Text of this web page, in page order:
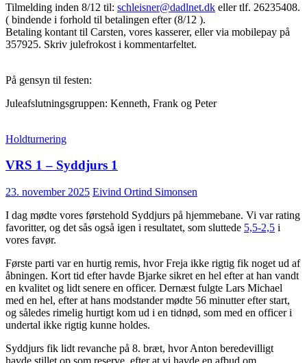
Tilmelding inden 8/12 til: schleisner@dadlnet.dk eller tlf. 26235408.
( bindende i forhold til betalingen efter (8/12 ).
Betaling kontant til Carsten, vores kasserer, eller via mobilepay på
357925. Skriv julefrokost i kommentarfeltet.
På gensyn til festen:
Juleafslutningsgruppen: Kenneth, Frank og Peter
Holdturnering
VRS 1 – Syddjurs 1
23. november 2025 Eivind Ortind Simonsen
I dag mødte vores førstehold Syddjurs på hjemmebane. Vi var rating
favoritter, og det sås også igen i resultatet, som sluttede 5,5-2,5 i
vores favør.
Første parti var en hurtig remis, hvor Freja ikke rigtig fik noget ud af
åbningen. Kort tid efter havde Bjarke sikret en hel efter at han vandt
en kvalitet og lidt senere en officer. Dernæst fulgte Lars Michael
med en hel, efter at hans modstander mødte 56 minutter efter start,
og således rimelig hurtigt kom ud i en tidnød, som med en officer i
undertal ikke rigtig kunne holdes.
Syddjurs fik lidt revanche på 8. bræt, hvor Anton beredevilligt
havde stillet op som reserve, efter at vi havde en afbud om